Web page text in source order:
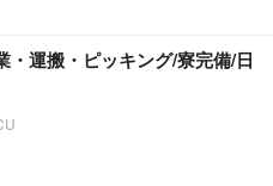
・運搬・ピッキング/寮完備/日